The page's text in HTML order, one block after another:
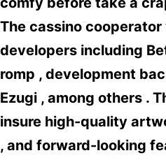
The cassino
developers including
romp , development
Ezugi , among others .
insure high-quality
, and forward-looking